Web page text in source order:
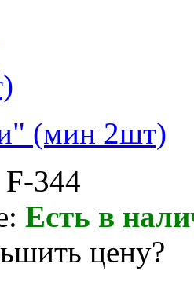
(мин 2шт)
F-344
Есть в
цену?